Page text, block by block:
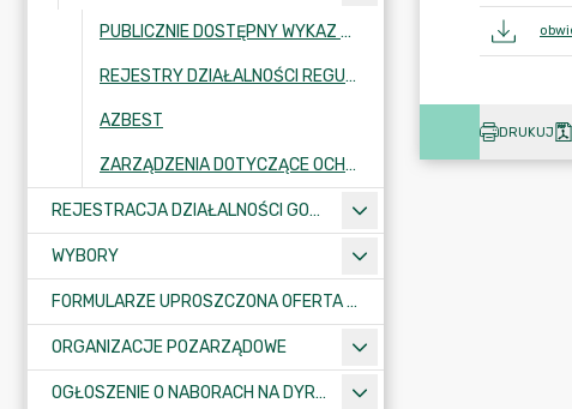
PUBLICZNIE DOSTĘPNY WYKAZ DANYCH O ŚRODOWISKU
REJESTRY DZIAŁALNOŚCI REGULOWANEJ
AZBEST
ZARZĄDZENIA DOTYCZĄCE OCHRONY ŚRODOWISKA
REJESTRACJA DZIAŁALNOŚCI GOSPODARCZEJ
WYBORY
FORMULARZE UPROSZCZONA OFERTA WYKONANIA ZADANIA PUBLICZNEGO
ORGANIZACJE POZARZĄDOWE
OGŁOSZENIE O NABORACH NA DYREKTORÓW PLACÓWEK OŚWIATOWYCH
DRUKUJ